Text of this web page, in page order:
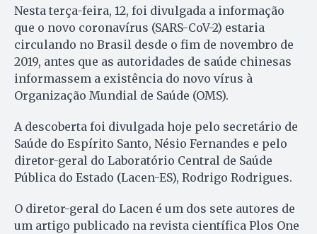
Nesta terça-feira, 12, foi divulgada a informação
que o novo coronavírus (SARS-CoV-2) estaria
circulando no Brasil desde o fim de novembro de
2019, antes que as autoridades de saúde chinesas
informassem a existência do novo vírus à
Organização Mundial de Saúde (OMS).
A descoberta foi divulgada hoje pelo secretário de
Saúde do Espírito Santo, Nésio Fernandes e pelo
diretor-geral do Laboratório Central de Saúde
Pública do Estado (Lacen-ES), Rodrigo Rodrigues.
O diretor-geral do Lacen é um dos sete autores de
um artigo publicado na revista científica Plos One